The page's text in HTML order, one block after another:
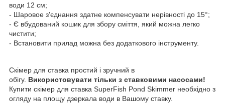
води 12 см;
- Шаровое з'єднання здатне компенсувати нерівності до 15°;
- Є вбудований кошик для збору сміття, який можна легко
чистити;
- Встановити прилад можна без додаткового інструменту.
Скімер для ставка простий і зручний в
обігу. Використовувати тільки з ставковими насосами!
Купити скімер для ставка SuperFish Pond Skimmer необхідно з
огляду на площу дзеркала води в Вашому ставку.